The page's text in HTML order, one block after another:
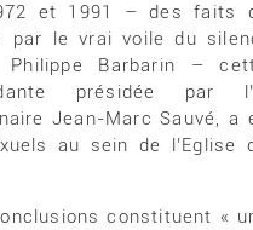
et 1991 – des faits
par le vrai voile du
Philippe Barbarin –
présidée par
Jean-Marc Sauvé, a
au sein de l’Eglise
constituent «